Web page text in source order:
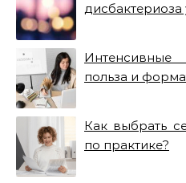
дисбактериоза
Интенсивные
польза и
Как выбрать
по практике?